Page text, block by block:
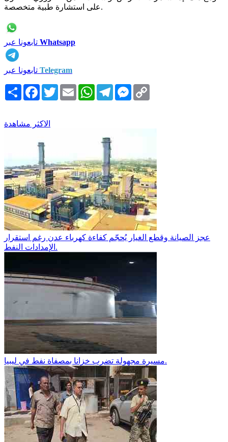
على استشارة طبية متخصصة.
Whatsapp
Telegram
انشر Facebook
TwitterEmail WhatsAppTelegramMessenger
الاكثر مشاهدة
عجز الصيانة وقطع الغيار يُحجّم كفاءة كهرباء عدن رغم استقرار
الإمدادات النفط.
مسيرة مجهولة تضرب خزانا بمصفاة نفط في ليبيا.